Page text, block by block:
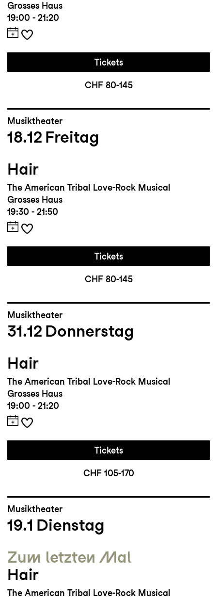
Grosses Haus
19:00 - 21:20
Tickets
CHF 80-145
Musiktheater
18.12 Freitag
Hair
The American Tribal Love-Rock Musical
Grosses Haus
19:30 - 21:50
Tickets
CHF 80-145
Musiktheater
31.12 Donnerstag
Hair
The American Tribal Love-Rock Musical
Grosses Haus
19:00 - 21:20
Tickets
CHF 105-170
Musiktheater
19.1 Dienstag
Zum letzten Mal
Hair
The American Tribal Love-Rock Musical